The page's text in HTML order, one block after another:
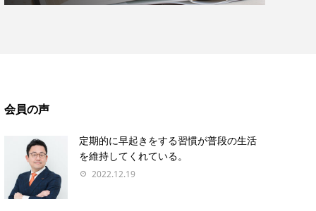
会員の声
定期的に早起きをする習慣が普段の生活
を維持してくれている。
2022.12.19